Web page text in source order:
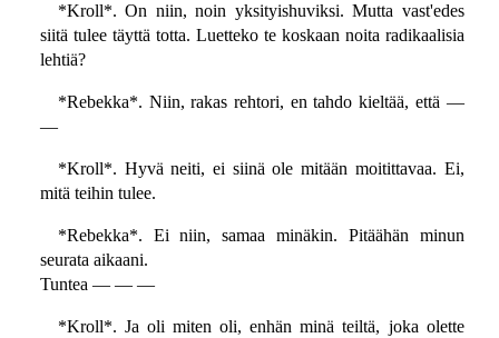
*Kroll*. On niin, noin yksityishuviksi. Mutta vast'edes
siitä tulee täyttä totta. Luetteko te koskaan noita radikaalisia
lehtiä?
*Rebekka*. Niin, rakas rehtori, en tahdo kieltää, että —
—
*Kroll*. Hyvä neiti, ei siinä ole mitään moitittavaa. Ei,
mitä teihin tulee.
*Rebekka*. Ei niin, samaa minäkin. Pitäähän minun
seurata aikaani.
Tuntea — — —
*Kroll*. Ja oli miten oli, enhän minä teiltä, joka olette